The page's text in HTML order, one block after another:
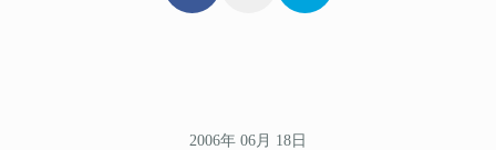
2006年 06月 18日